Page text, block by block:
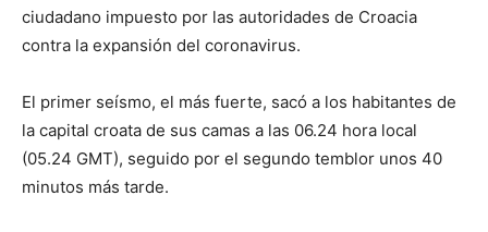
ciudadano impuesto por las autoridades de Croacia
contra la expansión del coronavirus.
El primer seísmo, el más fuerte, sacó a los habitantes de
la capital croata de sus camas a las 06.24 hora local
(05.24 GMT), seguido por el segundo temblor unos 40
minutos más tarde.